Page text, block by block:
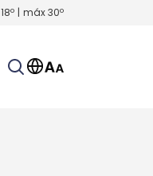
18º | máx30º